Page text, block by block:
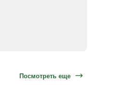
Посмотреть еще